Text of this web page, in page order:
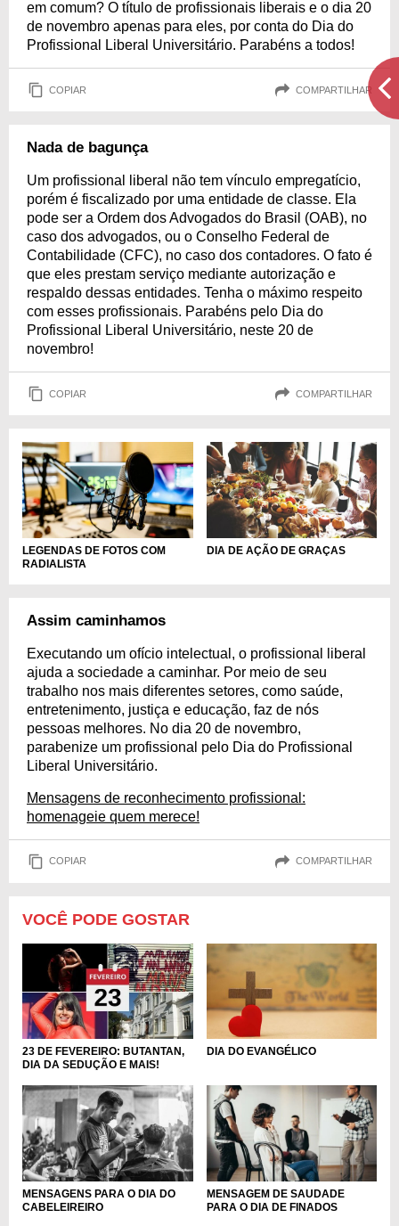
em comum? O título de profissionais liberais e o dia 20
de novembro apenas para eles, por conta do Dia do
Profissional Liberal Universitário. Parabéns a todos!
COPIAR COMPARTILHAR
Nada de bagunça
Um profissional liberal não tem vínculo empregatício,
porém é fiscalizado por uma entidade de classe. Ela
pode ser a Ordem dos Advogados do Brasil (OAB), no
caso dos advogados, ou o Conselho Federal de
Contabilidade (CFC), no caso dos contadores. O fato é
que eles prestam serviço mediante autorização e
respaldo dessas entidades. Tenha o máximo respeito
com esses profissionais. Parabéns pelo Dia do
Profissional Liberal Universitário, neste 20 de
novembro!
COPIAR COMPARTILHAR
LEGENDAS DE FOTOS COM
RADIALISTA
DIA DE AÇÃO DE GRAÇAS
Assim caminhamos
Executando um ofício intelectual, o profissional liberal
ajuda a sociedade a caminhar. Por meio de seu
trabalho nos mais diferentes setores, como saúde,
entretenimento, justiça e educação, faz de nós
pessoas melhores. No dia 20 de novembro,
parabenize um profissional pelo Dia do Profissional
Liberal Universitário.
Mensagens de reconhecimento profissional:
homenageie quem merece!
COPIAR COMPARTILHAR
VOCÊ PODE GOSTAR
23 DE FEVEREIRO: BUTANTAN,
DIA DA SEDUÇÃO E MAIS!
DIA DO EVANGÉLICO
MENSAGENS PARA O DIA DO
CABELEIREIRO
MENSAGEM DE SAUDADE
PARA O DIA DE FINADOS